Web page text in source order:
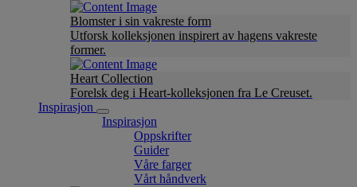
Blomster i sin vakreste form
Utforsk kolleksjonen inspirert av hagens vakreste
former.
Heart Collection
Forelsk deg i Heart-kolleksjonen fra Le Creuset.
Inspirasjon
Inspirasjon
Oppskrifter
Guider
Våre farger
Vårt håndverk